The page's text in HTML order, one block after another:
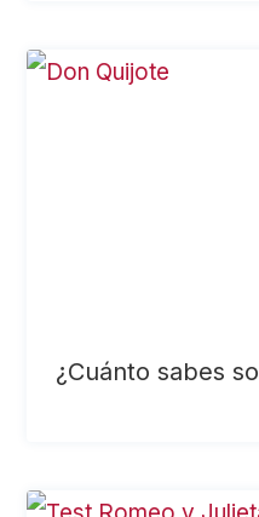
¿Cuánto sabes